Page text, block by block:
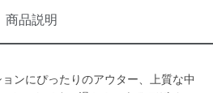
商品説明
ンにぴったりのアウター、上質な中